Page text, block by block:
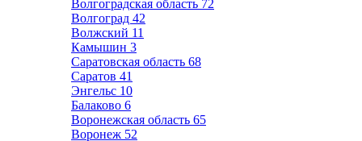
Волгоградская область 72
Волгоград 42
Волжский 11
Камышин 3
Саратовская область 68
Саратов 41
Энгельс 10
Балаково 6
Воронежская область 65
Воронеж 52